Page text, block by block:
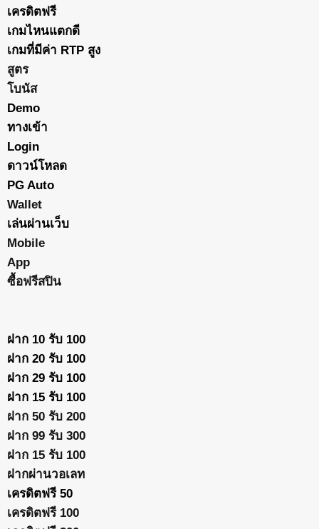
เครดิตฟรี
เกมไหนแตกดี
เกมที่มีค่า RTP สูง
สูตร
โบนัส
Demo
ทางเข้า
Login
ดาวน์โหลด
PG Auto
Wallet
เล่นผ่านเว็บ
Mobile
App
ซื้อฟรีสปิน
ฝาก 10 รับ 100
ฝาก 20 รับ 100
ฝาก 29 รับ 100
ฝาก 15 รับ 100
ฝาก 50 รับ 200
ฝาก 99 รับ 300
ฝาก 15 รับ 100
ฝากผ่านวอเลท
เครดิตฟรี 50
เครดิตฟรี 100